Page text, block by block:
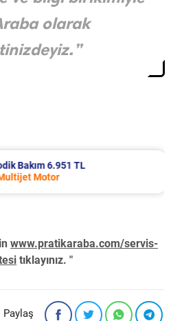
olarak
Bakım 6.951 TL
Motor
www.pratikaraba.com/servis-
tıklayınız. "
Paylaş